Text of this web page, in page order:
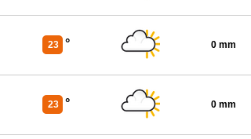
23 ° 0 mm
23 ° 0 mm